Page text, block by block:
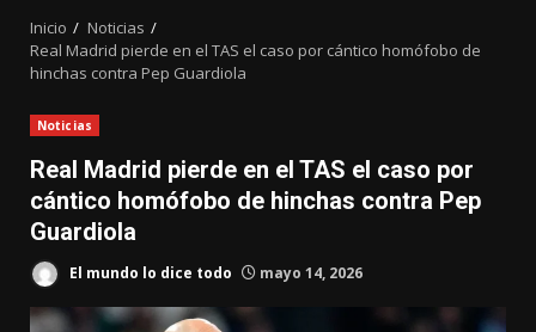
Inicio
Noticias
Real Madrid pierde en el TAS el caso por cántico homófobo de
hinchas contra Pep Guardiola
Noticias
Real Madrid pierde en el TAS el caso por
cántico homófobo de hinchas contra Pep
Guardiola
El mundo lo dice todo mayo 14, 2026